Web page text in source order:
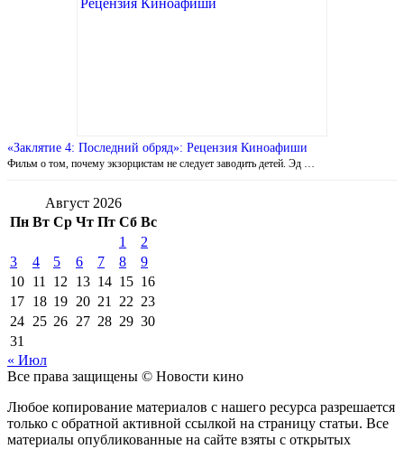
«Заклятие 4: Последний обряд»: Рецензия Киноафиши
Фильм о том, почему экзорцистам не следует заводить детей. Эд …
Август 2026
Пн Вт Ср Чт Пт Сб Вс
1
2
3
4 5 6 7 8
9
10 11 12 13 14 15 16
17 18 19 20 21 22 23
24 25 26 27 28 29 30
31
« Июл
Все права защищены © Новости кино
Любое копирование материалов с нашего ресурса разрешается
только с обратной активной ссылкой на страницу статьи. Все
материалы опубликованные на сайте взяты с открытых